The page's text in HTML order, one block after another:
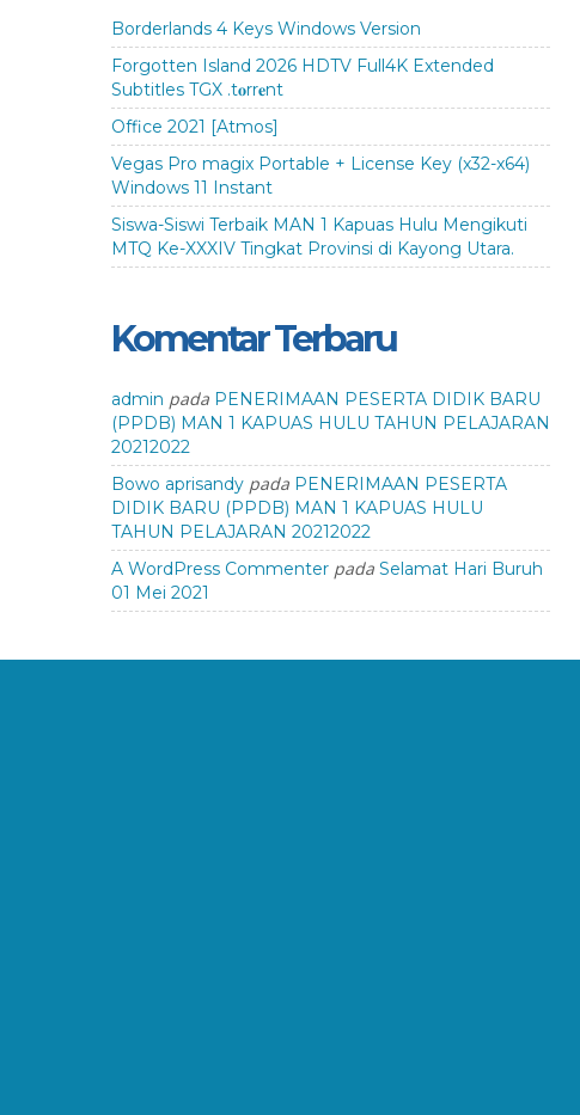
Borderlands 4 Keys Windows Version
Forgotten Island 2026 HDTV Full4K Extended
Subtitles TGX .t𝐨rr𝐞nt
Office 2021 [Atmos]
Vegas Pro magix Portable + License Key (x32-x64)
Windows 11 Instant
Siswa-Siswi Terbaik MAN 1 Kapuas Hulu Mengikuti
MTQ Ke-XXXIV Tingkat Provinsi di Kayong Utara.
Komentar Terbaru
admin pada PENERIMAAN PESERTA DIDIK BARU
(PPDB) MAN 1 KAPUAS HULU TAHUN PELAJARAN
20212022
Bowo aprisandypada PENERIMAAN PESERTA
DIDIK BARU (PPDB) MAN 1 KAPUAS HULU
TAHUN PELAJARAN 20212022
A WordPress Commenterpada Selamat Hari Buruh
01 Mei 2021